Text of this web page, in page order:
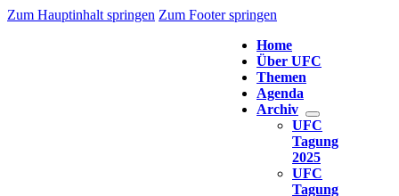
Zum Hauptinhalt springen Zum Footer springen
Home
Über UFC
Themen
Agenda
Archiv
UFC
Tagung
2025
UFC
Tagung